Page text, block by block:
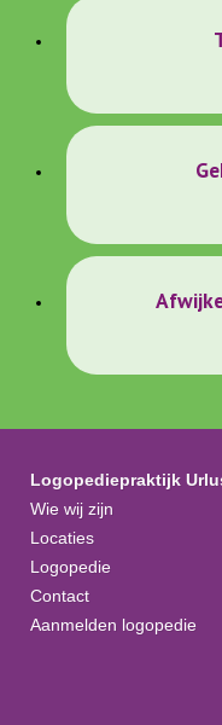
Logopediepraktijk
Wie wij zijn
Locaties
Logopedie
Contact
Aanmelden logopedie